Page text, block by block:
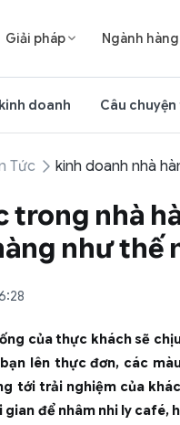
Giải pháp  Ngành hàng
doanh Câu
Tức kinh doanh nhà
trong nhà
như thế
của thực khách sẽ
lên thực đơn, các
tới trải nghiệm của
gian để nhâm nhi ly café,